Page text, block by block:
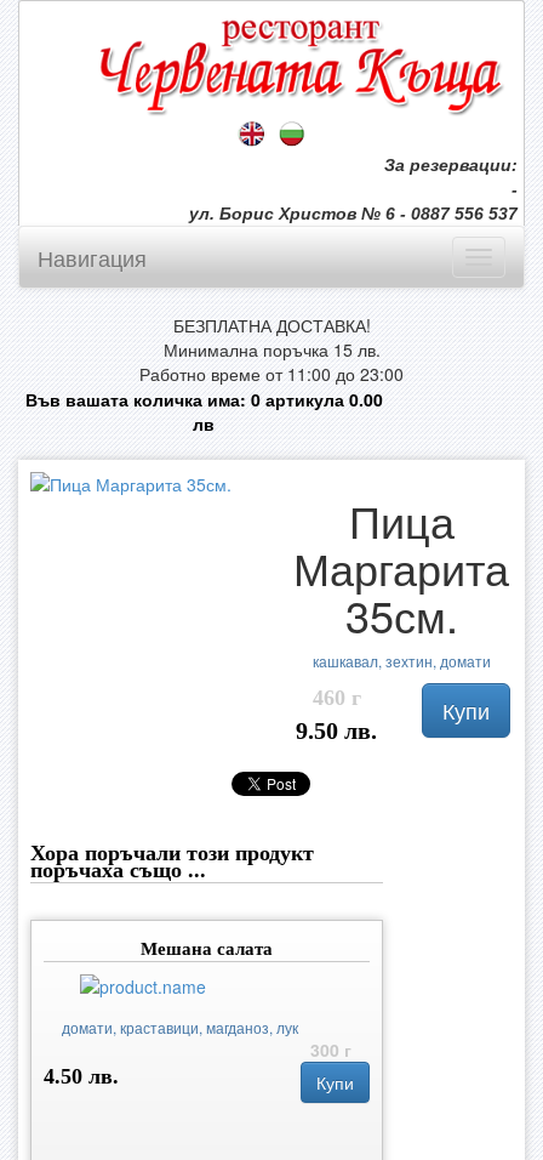
За резервации:
-
ул. Борис Христов № 6 - 0887 556 537
Навигация
БЕЗПЛАТНА ДОСТАВКА!
Минимална поръчка 15 лв.
Работно време от 11:00 до 23:00
Във вашата количка има:0артикула0.00
лв
Пица
Маргарита
35см.
кашкавал, зехтин, домати
460 г
9.50 лв.
Купи
Хора поръчали този продукт
поръчаха също ...
Мешана салата
домати, краставици, магданоз, лук
300 г
4.50 лв.
Купи